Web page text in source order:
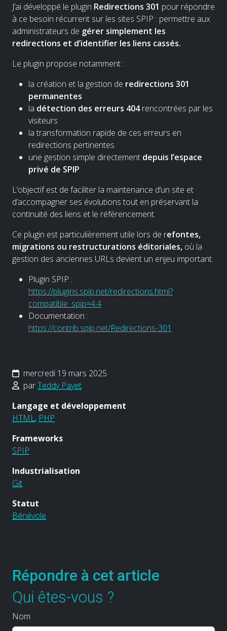
J’ai développé le plugin Redirections 301 pour répondre
à ce besoin récurrent sur les sites SPIP : permettre aux
administrateurs de gérer simplement les
redirections et d’identifier les liens cassés.
Le plugin propose notamment :
la création et la gestion de redirections 301
permanentes
la détection des erreurs 404rencontrées par les
visiteurs
la transformation rapide de ces erreurs en
redirections pertinentes
une gestion simple directement depuis l’espace
privé de SPIP
L’objectif est de faciliter la maintenance d’un site et
d’accompagner ses évolutions tout en préservant la
continuité des liens et le référencement.
Ce plugin est particulièrement utile lors de refontes,
migrations ou restructurations éditoriales, où la
gestion des anciennes URLs devient un enjeu important.
Plugin SPIP :
https://plugins.spip.net/redirections.html?
compatible_spip=4.4
Documentation :
https://contrib.spip.net/Redirections-301
mercredi 19 mars 2025
parTeddy Payet
Langage et développement
HTML, PHP
Frameworks
SPIP
Industrialisation
Git
Statut
Bénévole
Répondre à cet article
Qui êtes-vous ?
Nom